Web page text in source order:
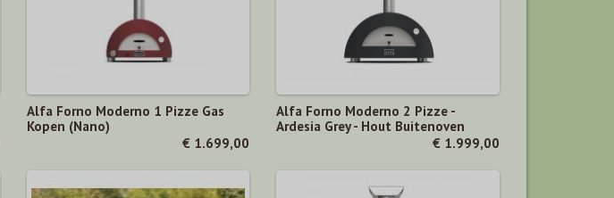
Alfa Forno Moderno 1 Pizze Gas
Kopen (Nano)
€ 1.699,00
Alfa Forno Moderno 2 Pizze -
Ardesia Grey - Hout Buitenoven
€ 1.999,00